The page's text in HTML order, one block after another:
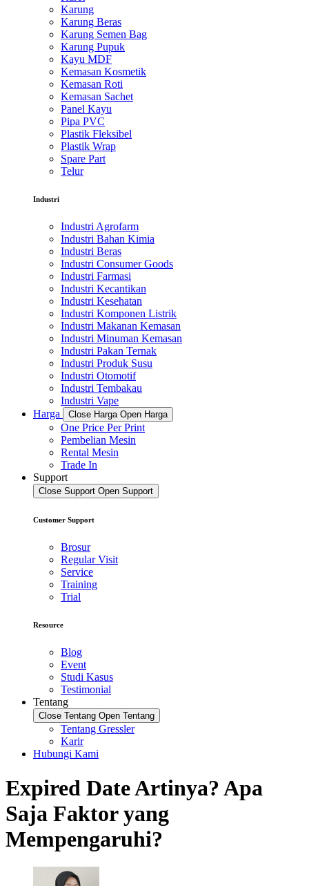
Karung
Karung Beras
Karung Semen Bag
Karung Pupuk
Kayu MDF
Kemasan Kosmetik
Kemasan Roti
Kemasan Sachet
Panel Kayu
Pipa PVC
Plastik Fleksibel
Plastik Wrap
Spare Part
Telur
Industri
Industri Agrofarm
Industri Bahan Kimia
Industri Beras
Industri Consumer Goods
Industri Farmasi
Industri Kecantikan
Industri Kesehatan
Industri Komponen Listrik
Industri Makanan Kemasan
Industri Minuman Kemasan
Industri Pakan Ternak
Industri Produk Susu
Industri Otomotif
Industri Tembakau
Industri Vape
Harga
Close Harga Open Harga
One Price Per Print
Pembelian Mesin
Rental Mesin
Trade In
Support
Close Support Open Support
Customer Support
Brosur
Regular Visit
Service
Training
Trial
Resource
Blog
Event
Studi Kasus
Testimonial
Tentang
Close Tentang Open Tentang
Tentang Gressler
Karir
Hubungi Kami
Expired Date Artinya? Apa
Saja Faktor yang
Mempengaruhi?